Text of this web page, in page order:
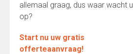
allemaal graag, dus waar wacht u
op?
Start nu uw gratis
offerteaanvraag!